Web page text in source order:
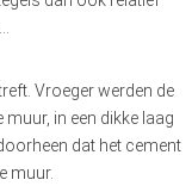
Vroeger werden de
in een dikke laag
dat het cement
muur.